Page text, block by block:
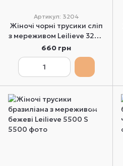
Артикул: 3204
Жіночі чорні трусики сліп
з мереживом Leilieve 3204
S
660 грн